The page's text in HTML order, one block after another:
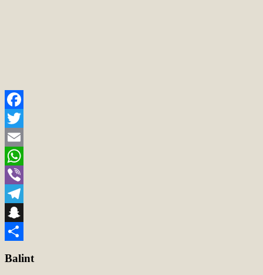
Facebook
Twitter
Email
WhatsApp
Viber
Telegram
Snapchat
Balint